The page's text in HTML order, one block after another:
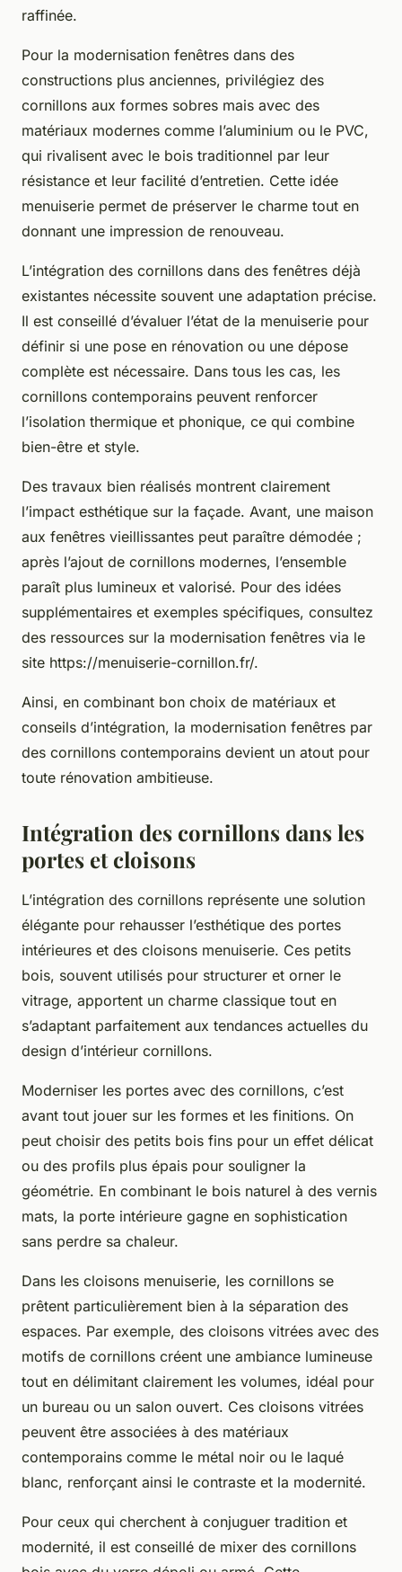
raffinée.
Pour la modernisation fenêtres dans des
constructions plus anciennes, privilégiez des
cornillons aux formes sobres mais avec des
matériaux modernes comme l’aluminium ou le PVC,
qui rivalisent avec le bois traditionnel par leur
résistance et leur facilité d’entretien. Cette idée
menuiserie permet de préserver le charme tout en
donnant une impression de renouveau.
L’intégration des cornillons dans des fenêtres déjà
existantes nécessite souvent une adaptation précise.
Il est conseillé d’évaluer l’état de la menuiserie pour
définir si une pose en rénovation ou une dépose
complète est nécessaire. Dans tous les cas, les
cornillons contemporains peuvent renforcer
l’isolation thermique et phonique, ce qui combine
bien-être et style.
Des travaux bien réalisés montrent clairement
l’impact esthétique sur la façade. Avant, une maison
aux fenêtres vieillissantes peut paraître démodée ;
après l’ajout de cornillons modernes, l’ensemble
paraît plus lumineux et valorisé. Pour des idées
supplémentaires et exemples spécifiques, consultez
des ressources sur la modernisation fenêtres via le
site https://menuiserie-cornillon.fr/.
Ainsi, en combinant bon choix de matériaux et
conseils d’intégration, la modernisation fenêtres par
des cornillons contemporains devient un atout pour
toute rénovation ambitieuse.
Intégration des cornillons dans les
portes et cloisons
L’intégration des cornillons représente une solution
élégante pour rehausser l’esthétique des portes
intérieures et des cloisons menuiserie. Ces petits
bois, souvent utilisés pour structurer et orner le
vitrage, apportent un charme classique tout en
s’adaptant parfaitement aux tendances actuelles du
design d’intérieur cornillons.
Moderniser les portes avec des cornillons, c’est
avant tout jouer sur les formes et les finitions. On
peut choisir des petits bois fins pour un effet délicat
ou des profils plus épais pour souligner la
géométrie. En combinant le bois naturel à des vernis
mats, la porte intérieure gagne en sophistication
sans perdre sa chaleur.
Dans les cloisons menuiserie, les cornillons se
prêtent particulièrement bien à la séparation des
espaces. Par exemple, des cloisons vitrées avec des
motifs de cornillons créent une ambiance lumineuse
tout en délimitant clairement les volumes, idéal pour
un bureau ou un salon ouvert. Ces cloisons vitrées
peuvent être associées à des matériaux
contemporains comme le métal noir ou le laqué
blanc, renforçant ainsi le contraste et la modernité.
Pour ceux qui cherchent à conjuguer tradition et
modernité, il est conseillé de mixer des cornillons